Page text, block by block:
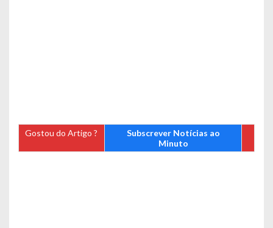
Gostou do Artigo ?
Subscrever Notícias ao
Minuto